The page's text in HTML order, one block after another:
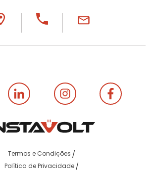
Termos e Condições
Política de Privacidade